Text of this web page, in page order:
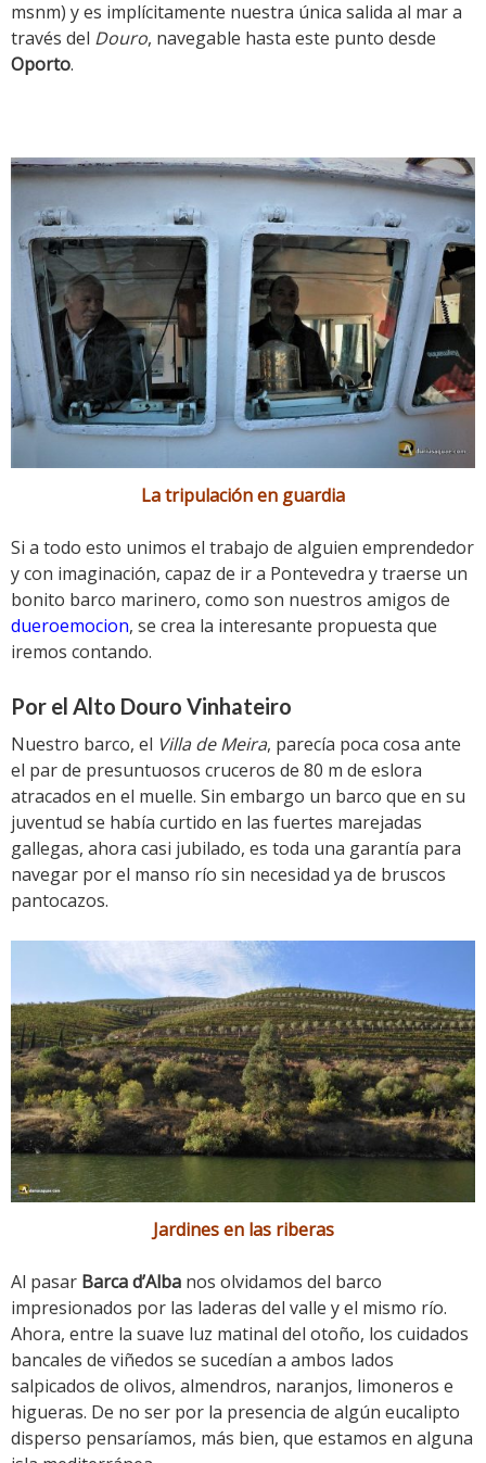
msnm) y es implícitamente nuestra única salida al mar a
través del Douro, navegable hasta este punto desde
Oporto.
La tripulación en guardia
Si a todo esto unimos el trabajo de alguien emprendedor
y con imaginación, capaz de ir a Pontevedra y traerse un
bonito barco marinero, como son nuestros amigos de
dueroemocion, se crea la interesante propuesta que
iremos contando.
Por el Alto Douro Vinhateiro
Nuestro barco, el Villa de Meira, parecía poca cosa ante
el par de presuntuosos cruceros de 80 m de eslora
atracados en el muelle. Sin embargo un barco que en su
juventud se había curtido en las fuertes marejadas
gallegas, ahora casi jubilado, es toda una garantía para
navegar por el manso río sin necesidad ya de bruscos
pantocazos.
Jardines en las riberas
Al pasar Barca d’Alba nos olvidamos del barco
impresionados por las laderas del valle y el mismo río.
Ahora, entre la suave luz matinal del otoño, los cuidados
bancales de viñedos se sucedían a ambos lados
salpicados de olivos, almendros, naranjos, limoneros e
higueras. De no ser por la presencia de algún eucalipto
disperso pensaríamos, más bien, que estamos en alguna